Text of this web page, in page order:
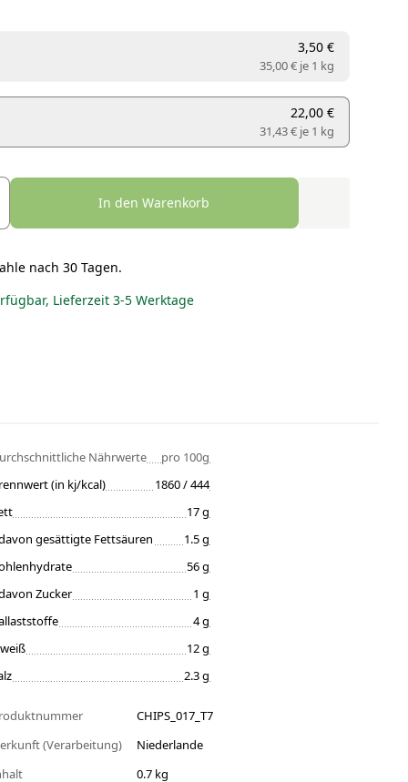
3,50 €
35,00 € je1 kg
22,00 €
31,43 € je1 kg
In den Warenkorb
nach 30 Tagen.
Lieferzeit 3-5 Werktage
Nährwerte
pro 100g
(in kj/kcal)
1860 / 444
17 g
gesättigte Fettsäuren
1.5 g
56 g
Zucker
1 g
4 g
12 g
2.3 g
CHIPS_017_T7
(Verarbeitung)
Niederlande
0.7 kg